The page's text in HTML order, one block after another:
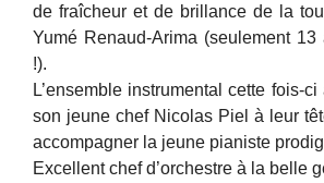
de fraîcheur et de brillance de la
Yumé Renaud-Arima (seulement 13
!).
L’ensemble instrumental cette fois-
son jeune chef Nicolas Piel à leur
accompagner la jeune pianiste
Excellent chef d’orchestre à la belle